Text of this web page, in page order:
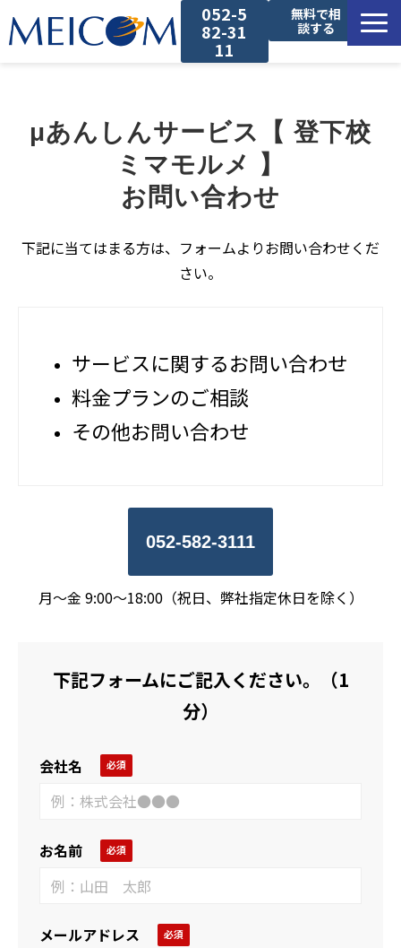
052-5
82-31
11
無料で相
談する
導入事例
コラム
μあんしんサービス【 登下校
ミマモルメ 】
お問い合わせ
下記に当てはまる方は、フォームよりお問い合わせくだ
さい。
サービスに関するお問い合わせ
料金プランのご相談
その他お問い合わせ
052-582-3111
月～金 9:00～18:00（祝日、弊社指定休日を除く）
下記フォームにご記入ください。（1
分）
会社名
お名前
メールアドレス